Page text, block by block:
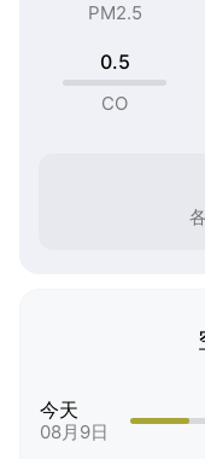
PM2.5
0.5
CO
今天
08月9日